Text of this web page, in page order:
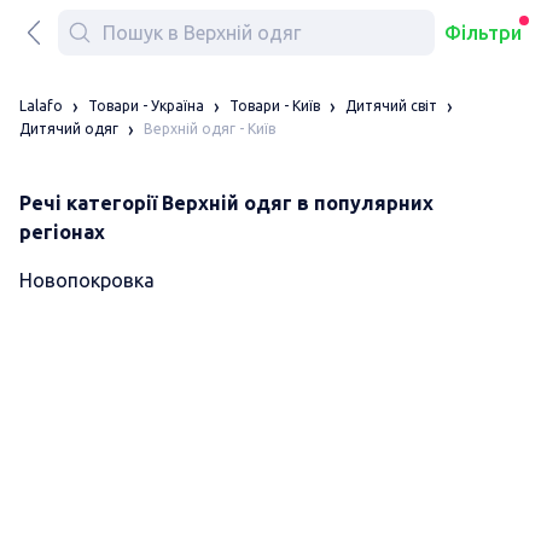
Фільтри
Lalafo Товари - Україна Товари - Київ
Дитячий світ
Дитячий одяг
Верхній одяг - Київ
Речі категорії Верхній одяг в популярних
регіонах
Новопокровка